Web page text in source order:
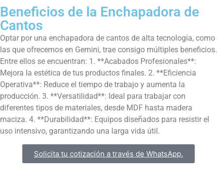
Beneficios de la Enchapadora de
Cantos
Optar por una enchapadora de cantos de alta tecnología, como
las que ofrecemos en Gemini, trae consigo múltiples beneficios.
Entre ellos se encuentran: 1. **Acabados Profesionales**:
Mejora la estética de tus productos finales. 2. **Eficiencia
Operativa**: Reduce el tiempo de trabajo y aumenta la
producción. 3. **Versatilidad**: Ideal para trabajar con
diferentes tipos de materiales, desde MDF hasta madera
maciza. 4. **Durabilidad**: Equipos diseñados para resistir el
uso intensivo, garantizando una larga vida útil.
Solicita tu cotización a través de WhatsApp.